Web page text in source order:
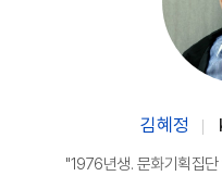
김혜정
"1976년생. 문화기획집단